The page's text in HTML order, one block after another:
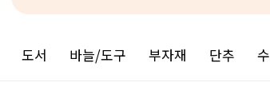
도서 바늘/도구 부자재 단추